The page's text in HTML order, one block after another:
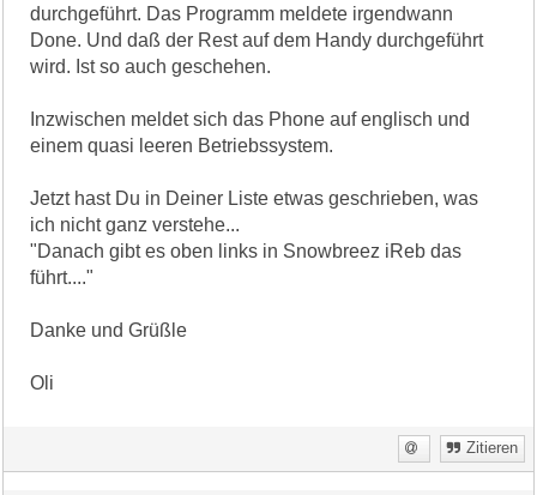
durchgeführt. Das Programm meldete irgendwann
Done. Und daß der Rest auf dem Handy durchgeführt
wird. Ist so auch geschehen.
Inzwischen meldet sich das Phone auf englisch und
einem quasi leeren Betriebssystem.
Jetzt hast Du in Deiner Liste etwas geschrieben, was
ich nicht ganz verstehe...
"Danach gibt es oben links in Snowbreez iReb das
führt...."
Danke und Grüßle
Oli
Zitieren